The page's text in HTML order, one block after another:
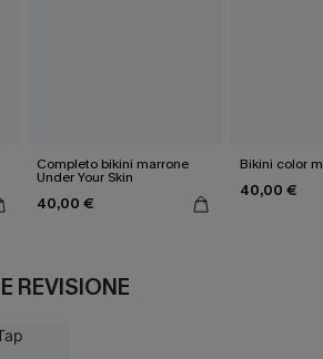
Completo bikini marrone
Under Your Skin
40,00 €
Bikini color
40,00 €
REVISIONE